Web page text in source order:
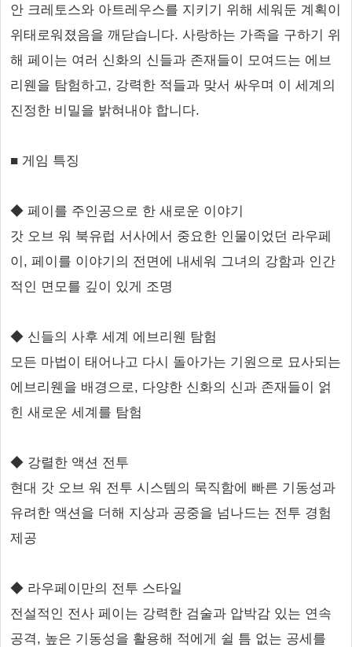
안 크레토스와 아트레우스를 지키기 위해 세워둔 계획이
위태로워졌음을 깨닫습니다. 사랑하는 가족을 구하기 위
해 페이는 여러 신화의 신들과 존재들이 모여드는 에브
리웬을 탐험하고, 강력한 적들과 맞서 싸우며 이 세계의
진정한 비밀을 밝혀내야 합니다.
■ 게임 특징
◆ 페이를 주인공으로 한 새로운 이야기
갓 오브 워 북유럽 서사에서 중요한 인물이었던 라우페
이, 페이를 이야기의 전면에 내세워 그녀의 강함과 인간
적인 면모를 깊이 있게 조명
◆ 신들의 사후 세계 에브리웬 탐험
모든 마법이 태어나고 다시 돌아가는 기원으로 묘사되는
에브리웬을 배경으로, 다양한 신화의 신과 존재들이 얽
힌 새로운 세계를 탐험
◆ 강렬한 액션 전투
현대 갓 오브 워 전투 시스템의 묵직함에 빠른 기동성과
유려한 액션을 더해 지상과 공중을 넘나드는 전투 경험
제공
◆ 라우페이만의 전투 스타일
전설적인 전사 페이는 강력한 검술과 압박감 있는 연속
공격, 높은 기동성을 활용해 적에게 쉴 틈 없는 공세를